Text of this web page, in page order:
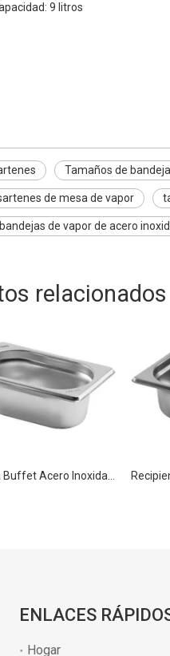
9 litros
Tamaños de
de mesa de vapor
de vapor de acero
relacionados
ENLACES
Hogar